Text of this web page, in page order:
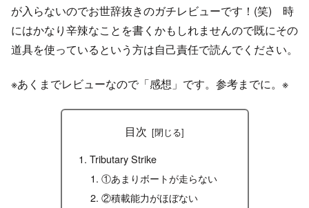
が入らないのでお世辞抜きのガチレビューです！(笑) 時
にはかなり辛辣なことを書くかもしれませんので既にその
道具を使っているという方は自己責任で読んでください。
※あくまでレビューなので「感想」です。参考までに。※
目次
Tributary Strike
①あまりボートが走らない
②積載能力がほぼない